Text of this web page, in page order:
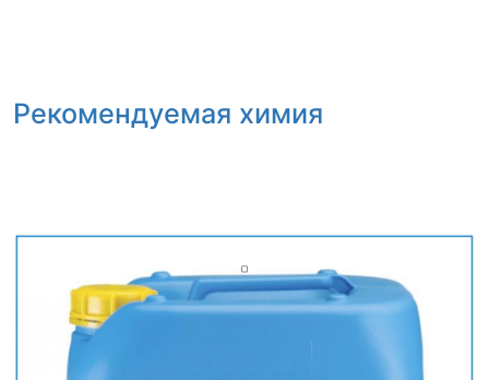
Рекомендуемая химия